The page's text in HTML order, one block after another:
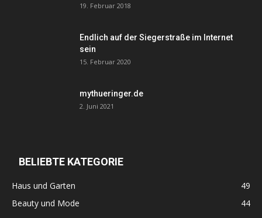
19. Februar 2018
Endlich auf der Siegerstraße im Internet
sein
15. Februar 2020
mythueringer.de
2. Juni 2021
BELIEBTE KATEGORIE
Haus und Garten
49
Beauty und Mode
44